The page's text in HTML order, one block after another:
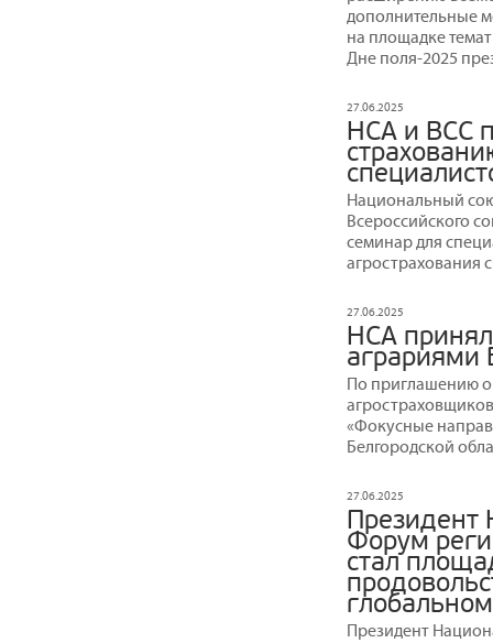
дополнительные
на площадке
Дне поля-2025
27.06.2025
НСА и ВСС
Национальный
Всероссийского
семинар для
агрострахования
27.06.2025
НСА принял
аграриями
По приглашению
«Фокусные
Белгородской
27.06.2025
Президент
Форум
стал
Президент